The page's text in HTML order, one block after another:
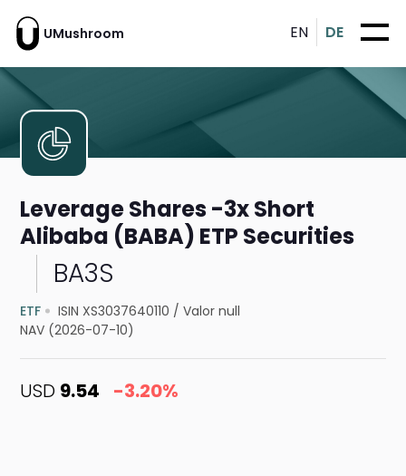
UMushroom EN DE
Leverage Shares -3x Short
Alibaba (BABA) ETP Securities
BA3S
ETF ISIN XS3037640110 /Valor null
NAV (2026-07-10)
USD 9.54 -3.20%